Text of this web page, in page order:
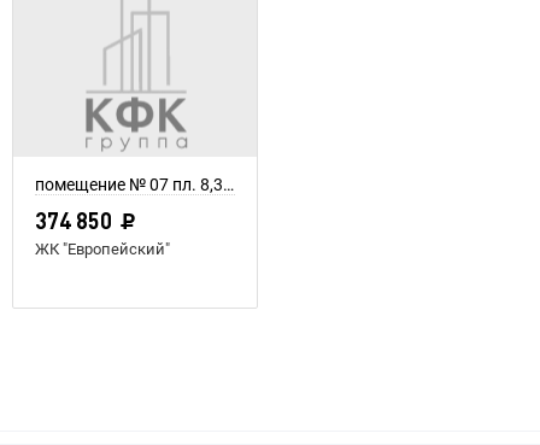
помещение № 07 пл. 8,33 м²
374 850
ЖК "Европейский"